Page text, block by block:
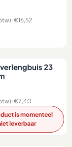
exclusief btw:
€16,52
23
exclusief btw: 7,40
€7,40
is momenteel
leverbaar